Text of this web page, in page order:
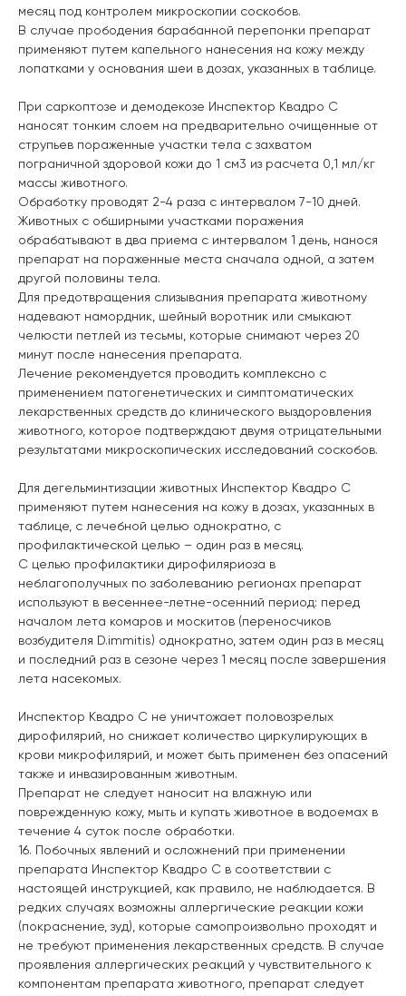
месяц под контролем микроскопии соскобов.
В случае прободения барабанной перепонки препарат
применяют путем капельного нанесения на кожу между
лопатками у основания шеи в дозах, указанных в таблице.
При саркоптозе и демодекозе Инспектор Квадро С
наносят тонким слоем на предварительно очищенные от
струпьев пораженные участки тела с захватом
пограничной здоровой кожи до 1 см3 из расчета 0,1 мл/кг
массы животного.
Обработку проводят 2-4 раза с интервалом 7-10 дней.
Животных с обширными участками поражения
обрабатывают в два приема с интервалом 1 день, нанося
препарат на пораженные места сначала одной, а затем
другой половины тела.
Для предотвращения слизывания препарата животному
надевают намордник, шейный воротник или смыкают
челюсти петлей из тесьмы, которые снимают через 20
минут после нанесения препарата.
Лечение рекомендуется проводить комплексно с
применением патогенетических и симптоматических
лекарственных средств до клинического выздоровления
животного, которое подтверждают двумя отрицательными
результатами микроскопических исследований соскобов.
Для дегельминтизации животных Инспектор Квадро С
применяют путем нанесения на кожу в дозах, указанных в
таблице, с лечебной целью однократно, с
профилактической целью – один раз в месяц.
С целью профилактики дирофиляриоза в
неблагополучных по заболеванию регионах препарат
используют в весеннее-летне-осенний период: перед
началом лета комаров и москитов (переносчиков
возбудителя D.immitis) однократно, затем один раз в месяц
и последний раз в сезоне через 1 месяц после завершения
лета насекомых.
Инспектор Квадро С не уничтожает половозрелых
дирофилярий, но снижает количество циркулирующих в
крови микрофилярий, и может быть применен без опасений
также и инвазированным животным.
Препарат не следует наносит на влажную или
поврежденную кожу, мыть и купать животное в водоемах в
течение 4 суток после обработки.
16. Побочных явлений и осложнений при применении
препарата Инспектор Квадро С в соответствии с
настоящей инструкцией, как правило, не наблюдается. В
редких случаях возможны аллергические реакции кожи
(покраснение, зуд), которые самопроизвольно проходят и
не требуют применения лекарственных средств. В случае
проявления аллергических реакций у чувствительного к
компонентам препарата животного, препарат следует